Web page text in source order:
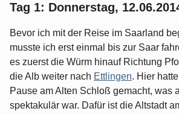
Tag 1: Donnerstag,
Bevor ich mit der Reise im Saarland
musste ich erst einmal bis zur Saar
es zuerst die Würm hinauf Richtung
die Alb weiter nach Ettlingen. Hier
Pause am Alten Schloß gemacht, was
spektakulär war. Dafür ist die Altstadt